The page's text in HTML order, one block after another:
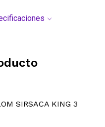
SIRSACA KING 3